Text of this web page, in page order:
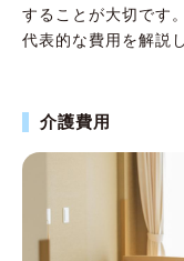
することが大切です
代表的な費用を解説
介護費用